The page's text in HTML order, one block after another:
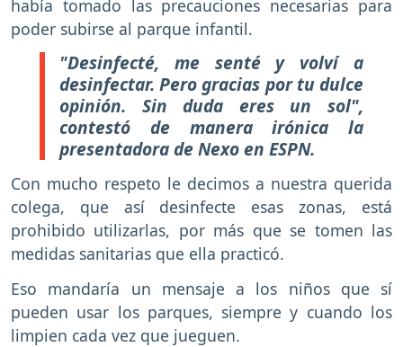
había tomado las precauciones necesarias para
poder subirse al parque infantil.
"Desinfecté, me senté y volví a
desinfectar. Pero gracias por tu dulce
opinión. Sin duda eres un sol",
contestó de manera irónica la
presentadora de Nexo en ESPN.
Con mucho respeto le decimos a nuestra querida
colega, que así desinfecte esas zonas, está
prohibido utilizarlas, por más que se tomen las
medidas sanitarias que ella practicó.
Eso mandaría un mensaje a los niños que sí
pueden usar los parques, siempre y cuando los
limpien cada vez que jueguen.